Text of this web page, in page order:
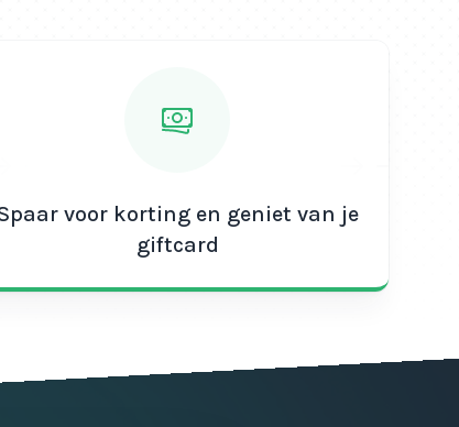
voor korting en geniet van je
giftcard